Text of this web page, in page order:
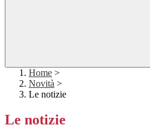
Home >
Novità >
Le notizie
Le notizie